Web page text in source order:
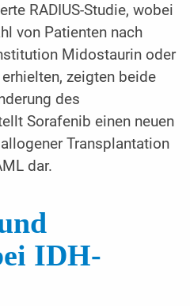
RADIUS-Studie, wobei
von Patienten nach
Midostaurin oder
zeigten beide
des
Sorafenib einen neuen
Transplantation
dar.
IDH-